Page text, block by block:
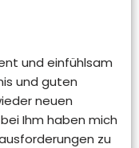
und einfühlsam
und guten
neuen
Ihm haben mich
zu